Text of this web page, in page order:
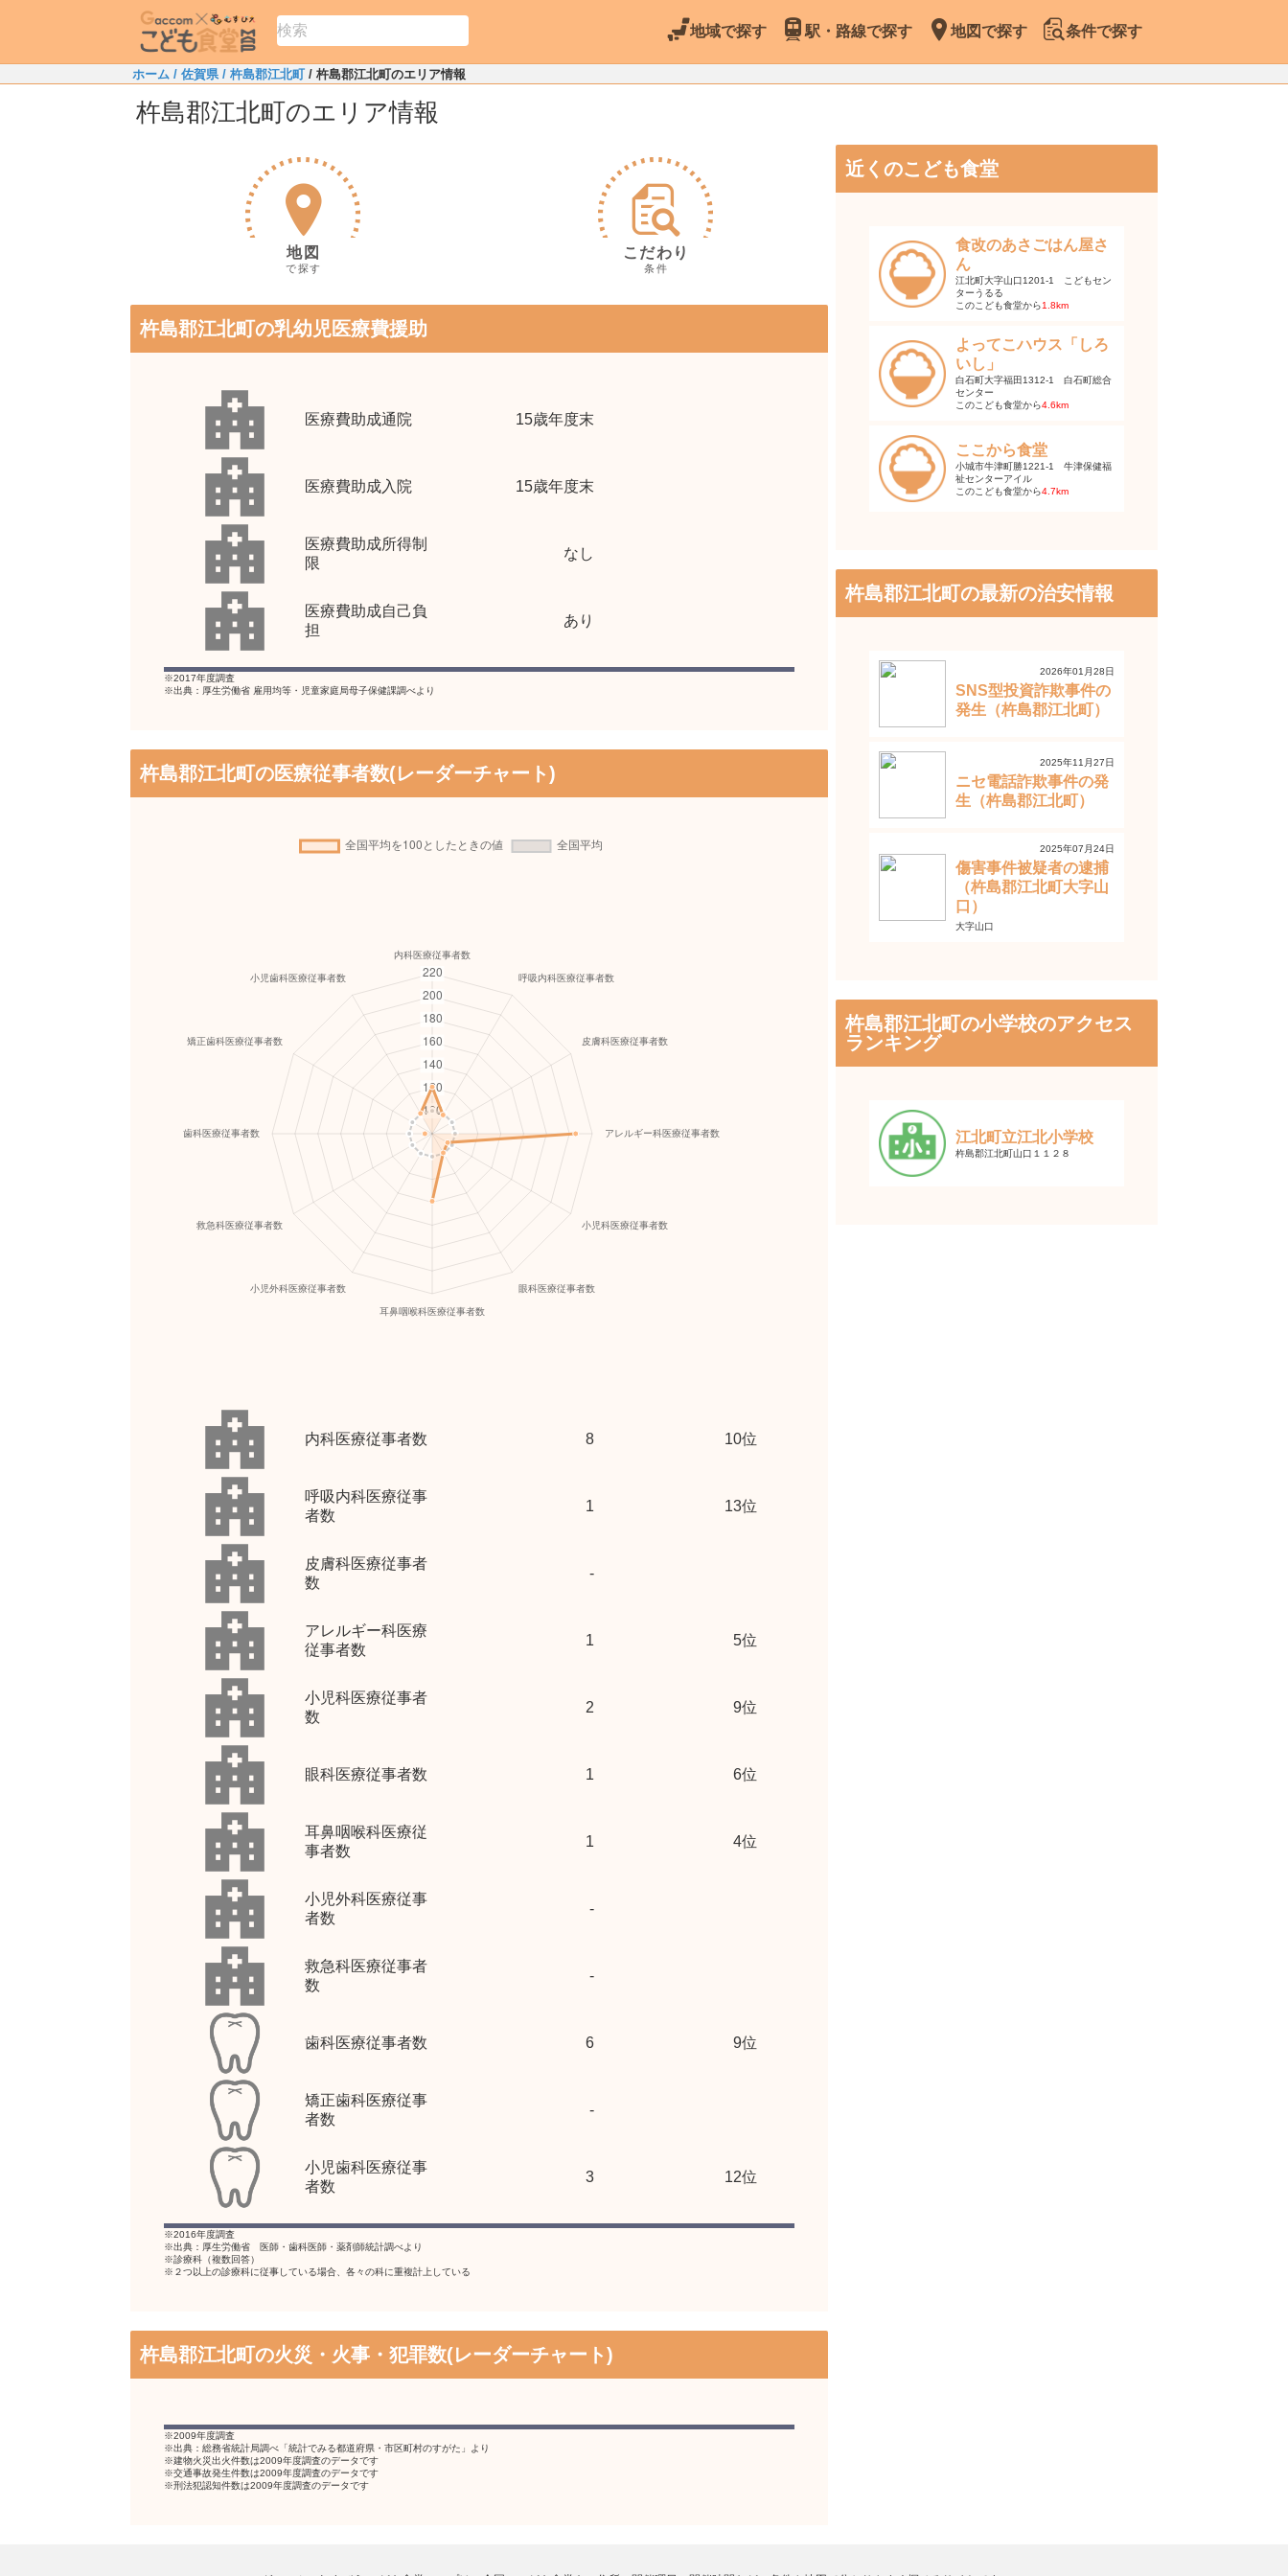
地域で探す 駅・路線で探す 地図で探す 条件で探す
ホーム / 佐賀県/ 杵島郡江北町 / 杵島郡江北町のエリア情報
杵島郡江北町のエリア情報
地図
で探す
こだわり
条件
杵島郡江北町の乳幼児医療費援助
医療費助成通院 15歳年度末
医療費助成入院 15歳年度末
医療費助成所得制
限
なし
医療費助成自己負
担
あり
※2017年度調査
※出典：厚生労働省 雇用均等・児童家庭局母子保健課調べより
杵島郡江北町の医療従事者数(レーダーチャート)
内科医療従事者数 8 10位
呼吸内科医療従事
者数
1 13位
皮膚科医療従事者
数
-
アレルギー科医療
従事者数
1 5位
小児科医療従事者
数
2 9位
眼科医療従事者数 1 6位
耳鼻咽喉科医療従
事者数
1 4位
小児外科医療従事
者数
-
救急科医療従事者
数
-
歯科医療従事者数 6 9位
矯正歯科医療従事
者数
-
小児歯科医療従事
者数
3 12位
※2016年度調査
※出典：厚生労働省 医師・歯科医師・薬剤師統計調べより
※診療科（複数回答）
※２つ以上の診療科に従事している場合、各々の科に重複計上している
杵島郡江北町の火災・火事・犯罪数(レーダーチャート)
※2009年度調査
※出典：総務省統計局調べ「統計でみる都道府県・市区町村のすがた」より
※建物火災出火件数は2009年度調査のデータです
※交通事故発生件数は2009年度調査のデータです
※刑法犯認知件数は2009年度調査のデータです
近くのこども食堂
食改のあさごはん屋さ
ん
江北町大字山口1201-1 こどもセン
ターうるる
このこども食堂から1.8km
よってこハウス「しろ
いし」
白石町大字福田1312-1 白石町総合
センター
このこども食堂から4.6km
ここから食堂
小城市牛津町勝1221-1 牛津保健福
祉センターアイル
このこども食堂から4.7km
杵島郡江北町の最新の治安情報
2026年01月28日
SNS型投資詐欺事件の
発生（杵島郡江北町）
2025年11月27日
ニセ電話詐欺事件の発
生（杵島郡江北町）
2025年07月24日
傷害事件被疑者の逮捕
（杵島郡江北町大字山
口）
大字山口
杵島郡江北町の小学校のアクセス
ランキング
江北町立江北小学校
杵島郡江北町山口１１２８